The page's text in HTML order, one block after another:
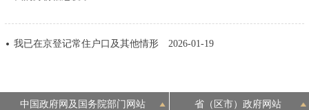
政策兑现 政策解读 回应关切
政务服务
我已在京登记常住户口及其他情形 2026-01-19
中国政府网及国务院部门网站 省（区市）政府网站